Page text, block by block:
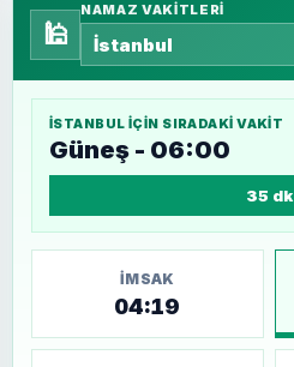
🕌
NAMAZ VAKITLERI
İSTANBUL IÇIN SIRADAKI VAKIT
Güneş - 06:00
35 dk
İMSAK
04:19